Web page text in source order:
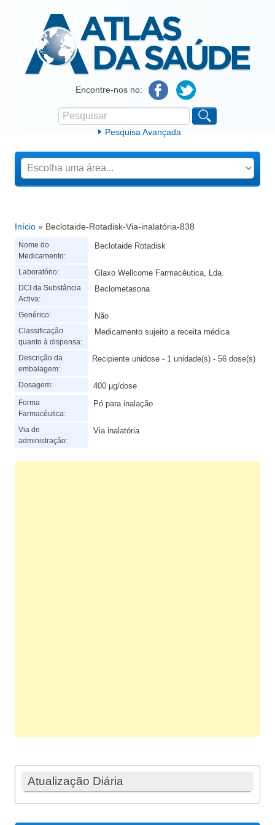
Atlas da SaúdeEncontre-nos no:
Formulário de procura
Pesquisar
Pesquisa Avançada
Está aqui
Início » Beclotaide-Rotadisk-Via-inalatória-838
Nome do
Medicamento:
Beclotaide Rotadisk
Laboratório: Glaxo Wellcome Farmacêutica, Lda.
DCI da Substância
Activa:
Beclometasona
Genérico: Não
Classificação
quanto à dispensa:
Medicamento sujeito a receita médica
Descrição da
embalagem:
Recipiente unidose - 1 unidade(s) - 56 dose(s)
Dosagem: 400 µg/dose
Forma
Farmacêutica:
Pó para inalação
Via de
administração:
Via inalatória
Atualização Diária